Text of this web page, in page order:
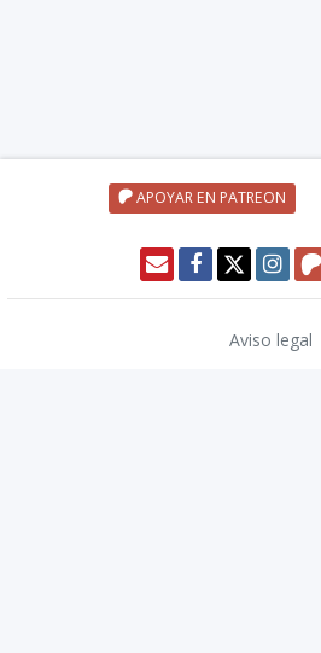
APOYAR EN PATREON
Aviso legal